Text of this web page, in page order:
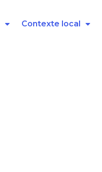
Contexte local